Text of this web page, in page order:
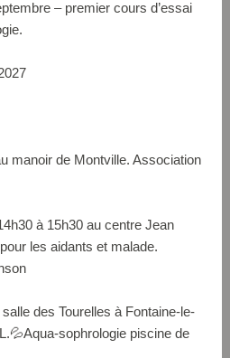
– premier cours d’essai
manoir de Montville. Association
à 15h30 au centre Jean
les aidants et malade.
des Tourelles à Fontaine-le-
sophrologie piscine de